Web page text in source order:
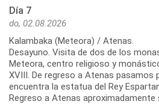
Día 7
do, 02.08.2026
Kalambaka (Meteora) / Atenas.
Desayuno. Visita de dos de los
Meteora, centro religioso y
XVIII. De regreso a Atenas pasamos
encuentra la estatua del Rey
Regreso a Atenas aproximadamente